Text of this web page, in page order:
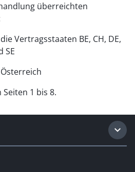
überreichten
Vertragsstaaten BE, CH, DE,
SE
1 bis 8.